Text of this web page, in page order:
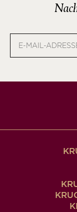
Mail-